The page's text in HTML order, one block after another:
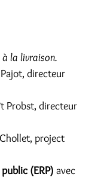
la livraison.
directeur
Probst, directeur
project
(ERP) avec